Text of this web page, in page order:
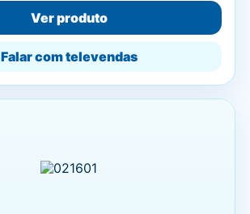
Ver produto
Falar com televendas